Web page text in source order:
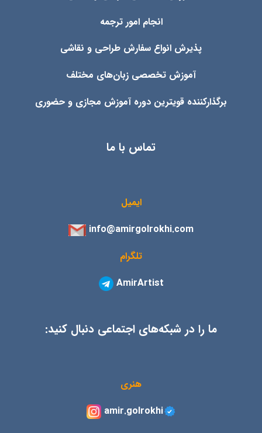
انجام امور ترجمه
پذیرش انواع سفارش طراحی و نقاشی
آموزش تخصصی زبان‌های مختلف
برگذارکننده قویترین دوره آموزش مجازی و حضوری
تماس با ما
ایمیل
info@amirgolrokhi.com
تلگرام
AmirArtist
ما را در شبکه‌های اجتماعی دنبال کنید:
هنری
amir.golrokhi